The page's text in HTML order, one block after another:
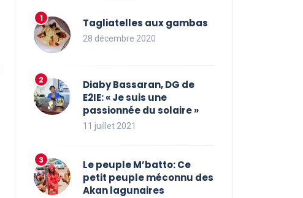
Tagliatelles aux gambas
28 décembre 2020
Diaby Bassaran, DG de
E2IE: « Je suis une
passionnée du solaire »
11 juillet 2021
Le peuple M’batto: Ce
petit peuple méconnu des
Akan lagunaires